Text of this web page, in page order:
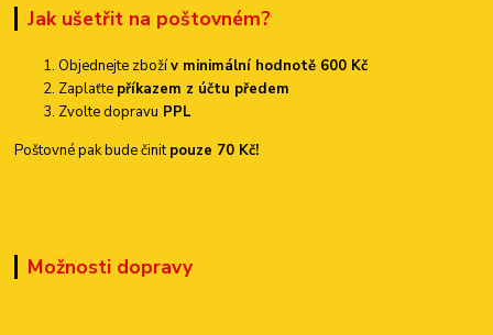
Jak ušetřit na poštovném?
Objednejte zbožív minimální hodnotě 600 Kč
Zaplaťte příkazem z účtu předem
Zvolte dopravu PPL
Poštovné pak bude činitpouze 70 Kč!
Možnosti dopravy